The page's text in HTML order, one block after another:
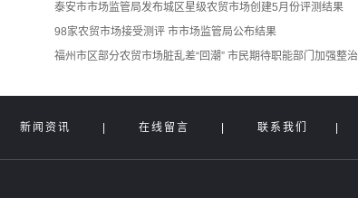
泰安市市场监管局发布城区星级农贸市场创建5月份评测结果
98家农贸市场接受测评 市市场监管局公布结果
福州市区部分农贸市场脏乱差“回潮” 市民期待职能部门加强整治
新闻资讯 在线留言 联系我们